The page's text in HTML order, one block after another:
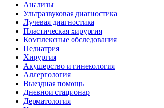
Анализы
Ультразвуковая диагностика
Лучевая диагностика
Пластическая хирургия
Комплексные обследования
Педиатрия
Хирургия
Акушерство и гинекология
Аллергология
Выездная помощь
Дневной стационар
Дерматология